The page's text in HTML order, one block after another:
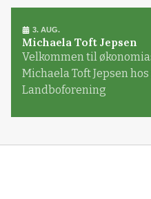
3. AUG.
Michaela Toft Jepsen
Velkommen til
Michaela Toft Jepsen
Landboforening